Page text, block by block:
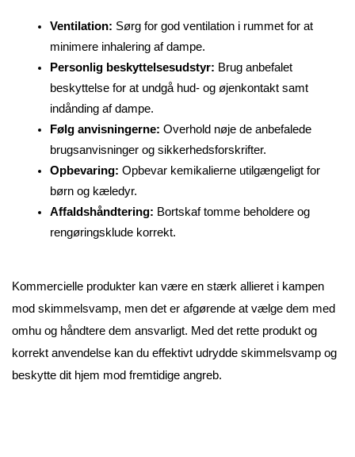
Ventilation: Sørg for god ventilation i rummet for at
minimere inhalering af dampe.
Personlig beskyttelsesudstyr: Brug anbefalet
beskyttelse for at undgå hud- og øjenkontakt samt
indånding af dampe.
Følg anvisningerne: Overhold nøje de anbefalede
brugsanvisninger og sikkerhedsforskrifter.
Opbevaring: Opbevar kemikalierne utilgængeligt for
børn og kæledyr.
Affaldshåndtering: Bortskaf tomme beholdere og
rengøringsklude korrekt.
Kommercielle produkter kan være en stærk allieret i kampen
mod skimmelsvamp, men det er afgørende at vælge dem med
omhu og håndtere dem ansvarligt. Med det rette produkt og
korrekt anvendelse kan du effektivt udrydde skimmelsvamp og
beskytte dit hjem mod fremtidige angreb.